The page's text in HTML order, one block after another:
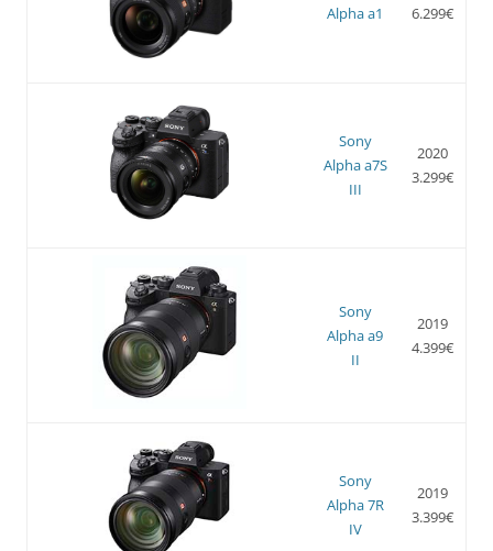
Alpha a1
6.299€
Sony
Alpha a7S
III
2020
3.299€
Sony
Alpha a9
II
2019
4.399€
Sony
Alpha 7R
IV
2019
3.399€